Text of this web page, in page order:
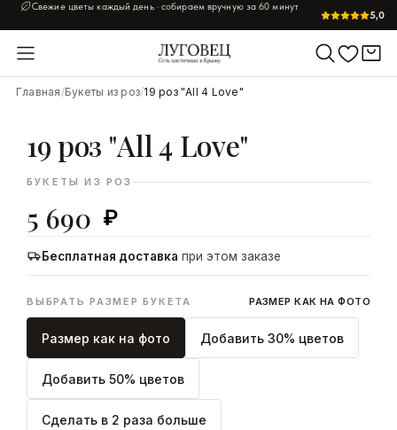
Свежие цветы каждый день · собираем вручную за 60 минут
5,0
Главная/Букеты из роз/19 роз "All 4 Love"
19 роз "All 4 Love"
БУКЕТЫ ИЗ РОЗ
5 690 ₽
Бесплатная доставка при этом заказе
ВЫБРАТЬ РАЗМЕР БУКЕТА РАЗМЕР КАК НА ФОТО
Размер как на фото Добавить 30% цветов
Добавить 50% цветов
Сделать в 2 раза больше